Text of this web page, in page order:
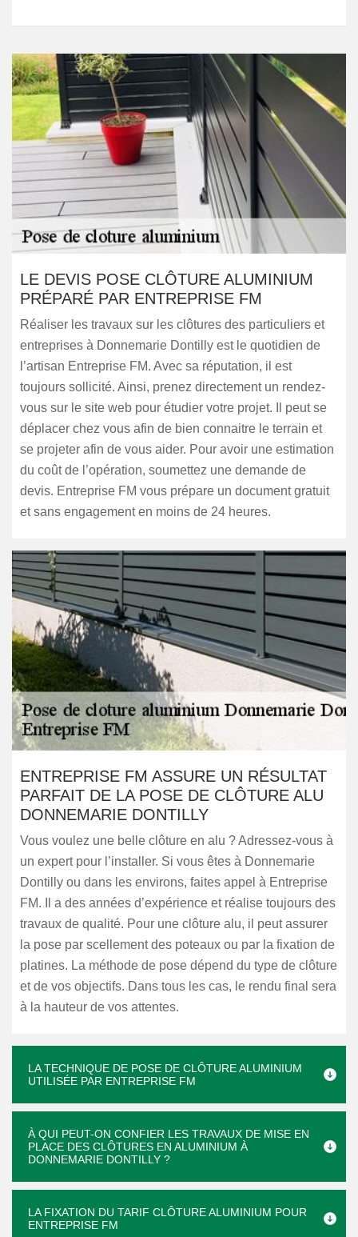
LE DEVIS POSE CLÔTURE ALUMINIUM
PRÉPARÉ PAR ENTREPRISE FM
Réaliser les travaux sur les clôtures des particuliers et
entreprises à Donnemarie Dontilly est le quotidien de
l’artisan Entreprise FM. Avec sa réputation, il est
toujours sollicité. Ainsi, prenez directement un rendez-
vous sur le site web pour étudier votre projet. Il peut se
déplacer chez vous afin de bien connaitre le terrain et
se projeter afin de vous aider. Pour avoir une estimation
du coût de l’opération, soumettez une demande de
devis. Entreprise FM vous prépare un document gratuit
et sans engagement en moins de 24 heures.
ENTREPRISE FM ASSURE UN RÉSULTAT
PARFAIT DE LA POSE DE CLÔTURE ALU
DONNEMARIE DONTILLY
Vous voulez une belle clôture en alu ? Adressez-vous à
un expert pour l’installer. Si vous êtes à Donnemarie
Dontilly ou dans les environs, faites appel à Entreprise
FM. Il a des années d’expérience et réalise toujours des
travaux de qualité. Pour une clôture alu, il peut assurer
la pose par scellement des poteaux ou par la fixation de
platines. La méthode de pose dépend du type de clôture
et de vos objectifs. Dans tous les cas, le rendu final sera
à la hauteur de vos attentes.
LA TECHNIQUE DE POSE DE CLÔTURE ALUMINIUM
UTILISÉE PAR ENTREPRISE FM
À QUI PEUT-ON CONFIER LES TRAVAUX DE MISE EN
PLACE DES CLÔTURES EN ALUMINIUM À
DONNEMARIE DONTILLY ?
LA FIXATION DU TARIF CLÔTURE ALUMINIUM POUR
ENTREPRISE FM